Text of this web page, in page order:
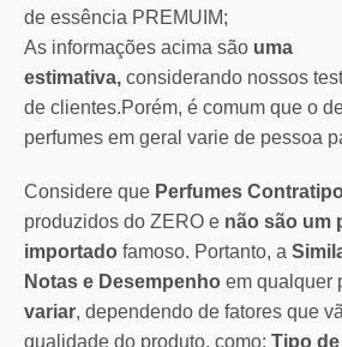
de essência PREMUIM;
As informações acima são uma
estimativa, considerando nossos
de clientes.Porém, é comum que o
perfumes em geral varie de pessoa
Considere que Perfumes
produzidos do ZERO e não são um
importado famoso. Portanto, a
Notas e Desempenho em qualquer
variar, dependendo de fatores que
qualidade do produto, como: Tipo de